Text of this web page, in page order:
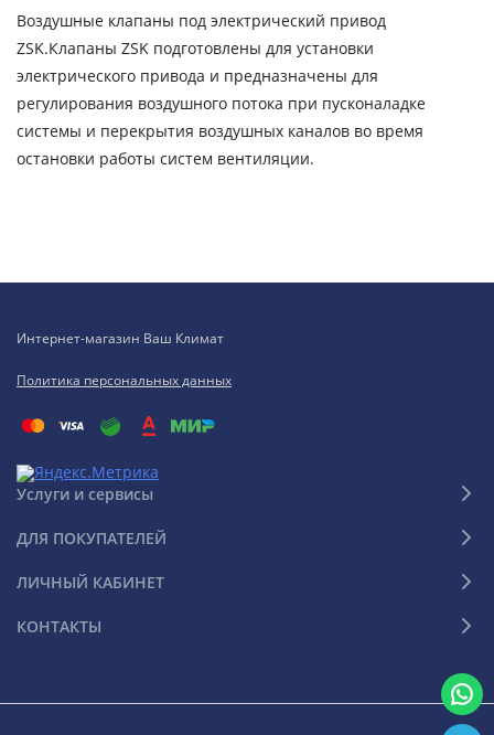
Воздушные клапаны под электрический привод
ZSK.Клапаны ZSK подготовлены для установки
электрического привода и предназначены для
регулирования воздушного потока при пусконаладке
системы и перекрытия воздушных каналов во время
остановки работы систем вентиляции.
Интернет-магазин Ваш Климат
Политика персональных данных
Услуги и сервисы
ДЛЯ ПОКУПАТЕЛЕЙ
ЛИЧНЫЙ КАБИНЕТ
КОНТАКТЫ